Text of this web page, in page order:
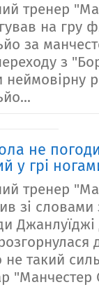
тренер
на гру
за
з
неймовірну
не
у грі
тренер
зі
не такий
"Манчестер